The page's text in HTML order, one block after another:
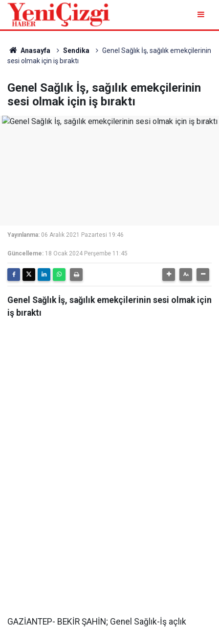
Anasayfa Sendika
Genel Sağlık İş, sağılık emekçilerinin
sesi olmak için iş bıraktı
Genel Sağlık İş, sağılık emekçilerinin
sesi olmak için iş bıraktı
Yayınlanma: 06 Aralık 2021 Pazartesi 19:46
Güncelleme: 18 Ocak 2024 Perşembe 11:45
Genel Sağlık İş, sağılık emekçilerinin sesi olmak için
iş bıraktı
GAZİANTEP- BEKİR ŞAHİN; Genel Sağlık-İş açlık